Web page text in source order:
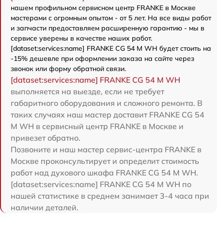
нашем профильном сервисном центр FRANKE в Москве
мастерами с огромным опытом - от 5 лет. На все виды работ
и запчасти предоставляем расширенную гарантию - мы в
сервисе уверены в качестве наших работ.
[dataset:services:name] FRANKE CG 54 M WH будет стоить на
-15% дешевле при оформлении заказа на сайте через
звонок или форму обратной связи.
[dataset:services:name] FRANKE CG 54 M WH
выполняется на выезде, если не требует
габаритного оборудования и сложного ремонта. В
таких случаях наш мастер доставит FRANKE CG 54
M WH в сервисный центр FRANKE в Москве и
привезет обратно.
Позвоните и наш мастер сервис-центра FRANKE в
Москве проконсультирует и определит стоимость
работ над духового шкафа FRANKE CG 54 M WH.
[dataset:services:name] FRANKE CG 54 M WH по
нашей статистике в среднем занимает 3-4 часа при
наличии деталей.